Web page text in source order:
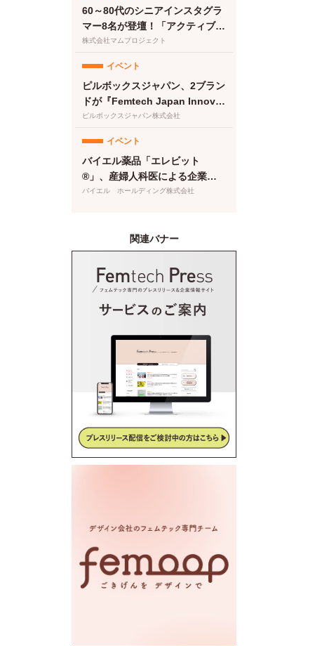
60～80代のシニアインスタグラ
マー8名が登壇！「アクティブシ
ニアのインフルエンサーフェ
す！』出版祝〜」を開催
株式会社マムプロジェクト
イベント
ピルボックスジャパン、2ブラン
ドが『Femtech Japan Innovat
ion Pitch 2026』最終ノミネー
ピルボックスジャパン株式会社
イベント
バイエル薬品「エレビット
®」、産婦人科医による企業向
けプレコンセプションケアセミ
バイエル ホールディング株式会社
関連バナー